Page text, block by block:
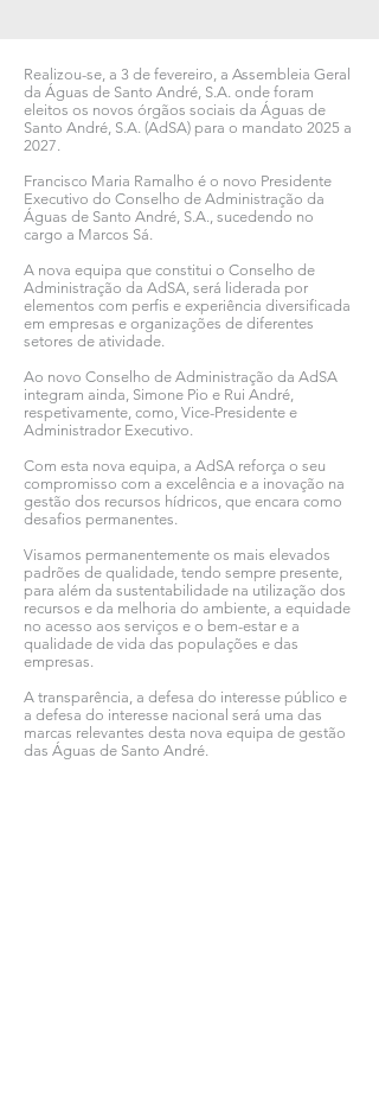
Realizou-se, a 3 de fevereiro, a Assembleia Geral
da Águas de Santo André, S.A. onde foram
eleitos os novos órgãos sociais da Águas de
Santo André, S.A. (AdSA) para o mandato 2025 a
2027.
Francisco Maria Ramalho é o novo Presidente
Executivo do Conselho de Administração da
Águas de Santo André, S.A., sucedendo no
cargo a Marcos Sá.
A nova equipa que constitui o Conselho de
Administração da AdSA, será liderada por
elementos com perfis e experiência diversificada
em empresas e organizações de diferentes
setores de atividade.
Ao novo Conselho de Administração da AdSA
integram ainda, Simone Pio e Rui André,
respetivamente, como, Vice-Presidente e
Administrador Executivo.
Com esta nova equipa, a AdSA reforça o seu
compromisso com a excelência e a inovação na
gestão dos recursos hídricos, que encara como
desafios permanentes.
Visamos permanentemente os mais elevados
padrões de qualidade, tendo sempre presente,
para além da sustentabilidade na utilização dos
recursos e da melhoria do ambiente, a equidade
no acesso aos serviços e o bem-estar e a
qualidade de vida das populações e das
empresas.
A transparência, a defesa do interesse público e
a defesa do interesse nacional será uma das
marcas relevantes desta nova equipa de gestão
das Águas de Santo André.